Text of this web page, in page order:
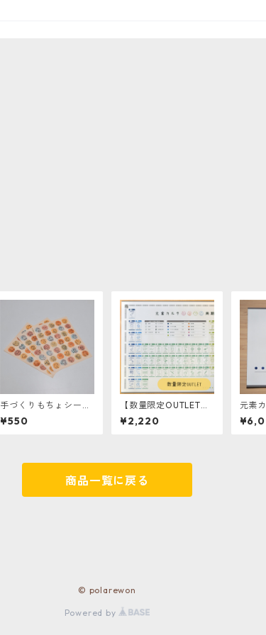
手づくりもちょシール
【3枚セット】
¥550
【数量限定OUTLET】
周期表ポスター ver.1
A2サイズ
¥2,220
元素
ょ』
商品一覧に戻る
© polarewon
Powered by